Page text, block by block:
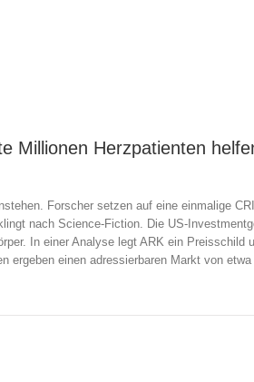
Millionen Herzpatienten
Forscher setzen auf eine einmalige
nach Science-Fiction. Die US-
In einer Analyse legt ARK ein Preisschild
ergeben einen adressierbaren Markt von